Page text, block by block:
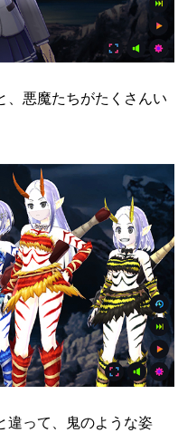
、悪魔たちがたくさんい
違って、鬼のような姿